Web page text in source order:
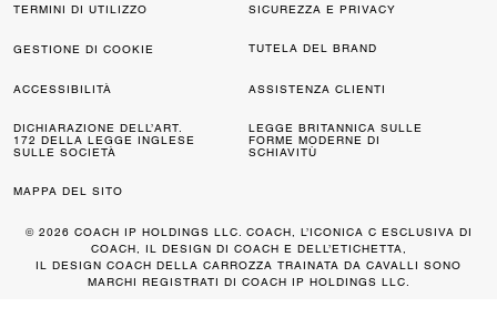
TERMINI DI UTILIZZO SICUREZZA E PRIVACY
GESTIONE DI COOKIE TUTELA DEL BRAND
ACCESSIBILITÀ ASSISTENZA CLIENTI
DICHIARAZIONE DELL’ART.
172 DELLA LEGGE INGLESE
SULLE SOCIETÀ
LEGGE BRITANNICA SULLE
FORME MODERNE DI
SCHIAVITÙ
MAPPA DEL SITO
© 2026 COACH IP HOLDINGS LLC. COACH, L’ICONICA C ESCLUSIVA DI
COACH, IL DESIGN DI COACH E DELL’ETICHETTA,
IL DESIGN COACH DELLA CARROZZA TRAINATA DA CAVALLI SONO
MARCHI REGISTRATI DI COACH IP HOLDINGS LLC.